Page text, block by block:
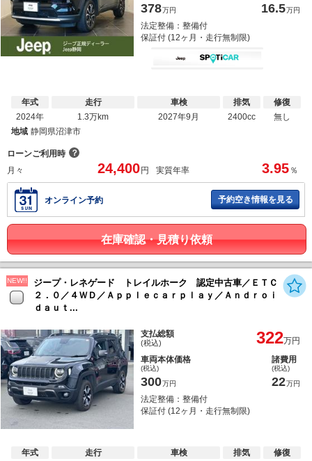
378万円 16.5万円
法定整備：整備付
保証付 (12ヶ月・走行無制限)
年式
2024年
走行
1.3万km
車検
2027年9月
排気
2400cc
修復
無し
地域 静岡県沼津市
ローンご利用時 ？
月々
24,400円 実質年率 3.95 ％
オンライン予約 予約空き情報を見る
在庫確認・見積り依頼
NEW!!
ジープ・レネゲード トレイルホーク 認定中古車／ＥＴＣ
２．０／４ＷＤ／Ａｐｐｌｅｃａｒｐｌａｙ／Ａｎｄｒｏｉ
ｄａｕｔ...
支払総額
(税込) 322万円
車両本体価格
(税込)
300万円
諸費用
(税込)
22万円
法定整備：整備付
保証付 (12ヶ月・走行無制限)
年式
走行
車検
排気
修復